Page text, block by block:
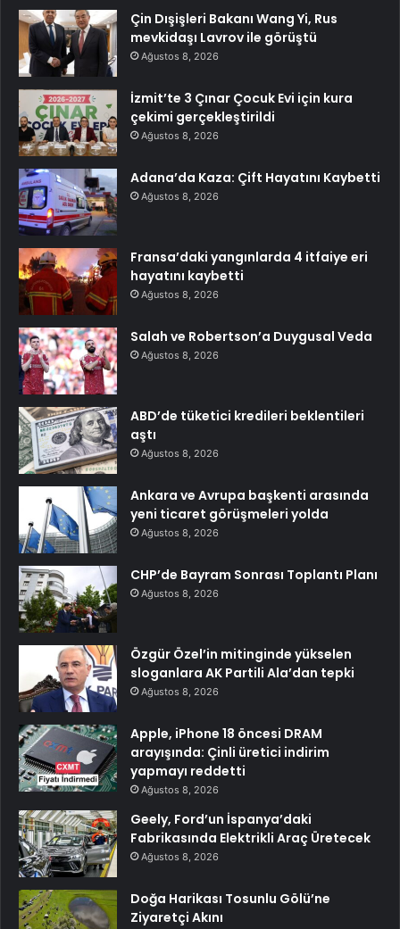
Çin Dışişleri Bakanı Wang Yi, Rus
mevkidaşı Lavrov ile görüştü
Ağustos 8, 2026
İzmit’te 3 Çınar Çocuk Evi için kura
çekimi gerçekleştirildi
Ağustos 8, 2026
Adana’da Kaza: Çift Hayatını Kaybetti
Ağustos 8, 2026
Fransa’daki yangınlarda 4 itfaiye eri
hayatını kaybetti
Ağustos 8, 2026
Salah ve Robertson’a Duygusal Veda
Ağustos 8, 2026
ABD’de tüketici kredileri beklentileri
aştı
Ağustos 8, 2026
Ankara ve Avrupa başkenti arasında
yeni ticaret görüşmeleri yolda
Ağustos 8, 2026
CHP’de Bayram Sonrası Toplantı Planı
Ağustos 8, 2026
Özgür Özel’in mitinginde yükselen
sloganlara AK Partili Ala’dan tepki
Ağustos 8, 2026
Apple, iPhone 18 öncesi DRAM
arayışında: Çinli üretici indirim
yapmayı reddetti
Ağustos 8, 2026
Geely, Ford’un İspanya’daki
Fabrikasında Elektrikli Araç Üretecek
Ağustos 8, 2026
Doğa Harikası Tosunlu Gölü’ne
Ziyaretçi Akını